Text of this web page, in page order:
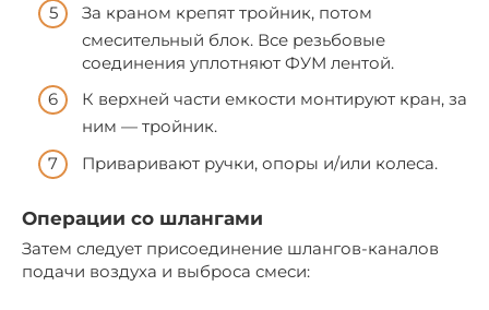
За краном крепят тройник, потом
смесительный блок. Все резьбовые
соединения уплотняют ФУМ лентой.
К верхней части емкости монтируют кран, за
ним — тройник.
Приваривают ручки, опоры и/или колеса.
Операции со шлангами
Затем следует присоединение шлангов-каналов
подачи воздуха и выброса смеси: